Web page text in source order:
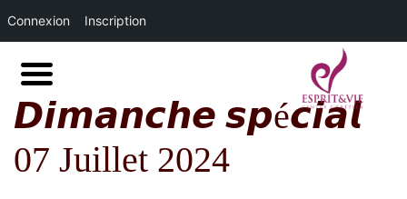
𝘿𝙞𝙢𝙖𝙣𝙘𝙝𝙚 𝙨𝙥é𝙘𝙞𝙖𝙡
07 Juillet 2024
Connexion Inscription